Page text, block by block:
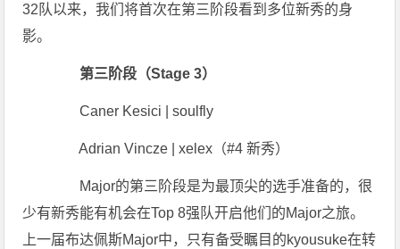
32队以来，我们将首次在第三阶段看到多位新秀的身
影。
第三阶段（Stage 3）
Caner Kesici | soulfly
Adrian Vincze | xelex（#4 新秀）
Major的第三阶段是为最顶尖的选手准备的，很
少有新秀能有机会在Top 8强队开启他们的Major之旅。
上一届布达佩斯Major中，只有备受瞩目的kyousuke在转